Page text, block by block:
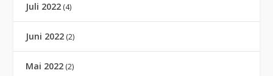
Juli 2022 (4)
Juni 2022 (2)
Mai 2022 (2)